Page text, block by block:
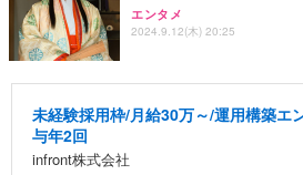
エンタメ
2024.9.12(木) 20:25
未経験採用枠/月給30万～/運用構築エ
与年2回
infront株式会社